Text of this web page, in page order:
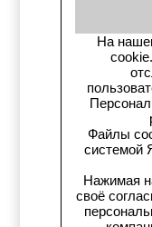
На
Файлы
системой
Нажимая
своё